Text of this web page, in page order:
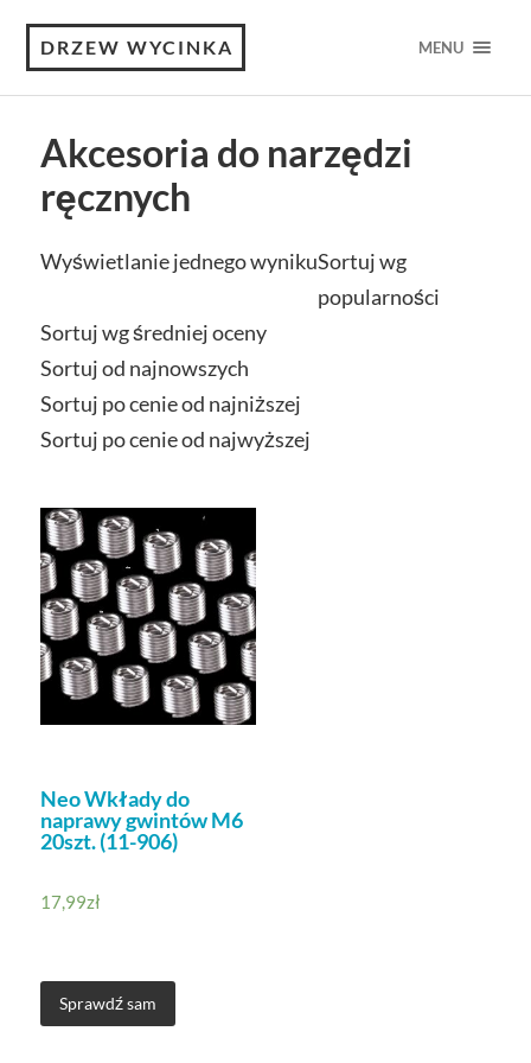
DRZEW WYCINKA MENU
Akcesoria do narzędzi
ręcznych
Wyświetlanie jednego wynikuSortuj wg
popularności
Sortuj wg średniej oceny
Sortuj od najnowszych
Sortuj po cenie od najniższej
Sortuj po cenie od najwyższej
Neo Wkłady do
naprawy gwintów M6
20szt. (11-906)
17,99zł
Sprawdź sam